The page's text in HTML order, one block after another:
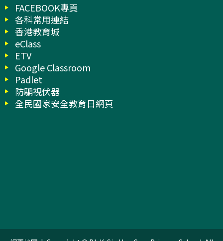
FACEBOOK專頁
各科常用連結
香港教育城
eClass
ETV
Google Classroom
Padlet
防騙視伏器
全民國家安全教育日網頁